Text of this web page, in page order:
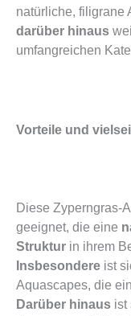
natürliche, filigrane
darüber hinaus
umfangreichen
Vorteile und
Diese Zyperngras-
geeignet, die eine
Struktur in ihrem
Insbesondere ist
Aquascapes, die
Darüber hinaus ist